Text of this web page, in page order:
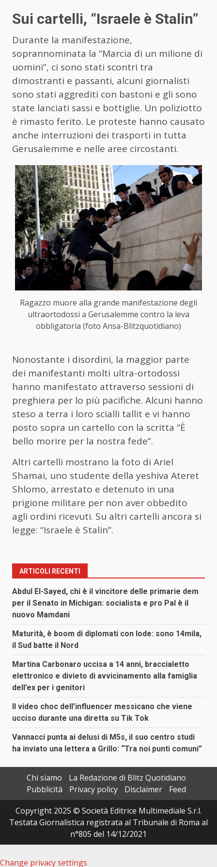
Sui cartelli, “Israele è Stalin”
Durante la manifestazione,
soprannominata la “Marcia di un milione di
uomini”, ci sono stati scontri tra
dimostranti e passanti, alcuni giornalisti
sono stati aggrediti con bastoni e gli sono
state lanciati sassi e bottiglie. Un poliziotto
è rimasto ferito. Le proteste hanno causato
anche interruzioni dei trasporti in tutta
Gerusalemme e nelle aree circostanti.
Ragazzo muore alla grande manifestazione degli
ultraortodossi a Gerusalemme contro la leva
obbligatoria (foto Ansa-Blitzquotidiano)
Nonostante i disordini, la maggior parte
dei manifestanti molti ultra-ortodossi
hanno manifestato attraverso sessioni di
preghiera per lo più pacifiche. Alcuni hanno
steso a terra i loro scialli tallit e vi hanno
posto sopra un cartello con la scritta “È
bello morire per la nostra fede”.
Altri cartelli mostrano la foto di Ariel
Shamai, uno studente della yeshiva Ateret
Shlomo, arrestato e detenuto in una
prigione militare per non aver obbedito
agli ordini ricevuti. Su altri cartelli ancora si
legge: “Israele è Stalin”.
ARTICOLI RECENTI
Abdul El-Sayed, chi è il vincitore delle primarie dem
per il Senato in Michigan: socialista e pro Pal è il
nuovo Mamdani
Maturità, è boom di diplomati con lode: sono 14mila,
il Sud batte il Nord
Martina Carbonaro uccisa a 14 anni, braccialetto
elettronico e divieto di avvicinamento alla famiglia
dell’ex per i genitori
Il video choc dell’influencer messicano che viene
ucciso durante una diretta su Tik Tok
Vannacci punta ai delusi di M5s, il suo centro studi
ha inviato una lettera a Grillo: “Tra noi punti comuni”
Chi siamo
La Redazione di Blitz Quotidiano
Pubblicità
Privacy policy Disclaimer
Feed
Copyright 2025 © Società Editrice Multimediale S.r.l.
Testata Giornalistica registrata al Tribunale di Roma al
n°805 del 14/12/2021
Change privacy settings